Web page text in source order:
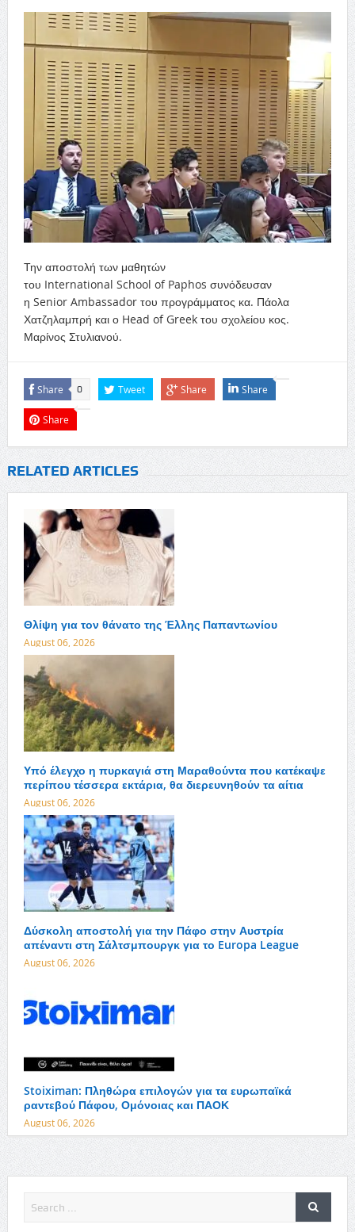
Την αποστολή των μαθητών
του International School of Paphos συνόδευσαν
η Senior Ambassador του προγράμματος κα. Πάολα
Χατζηλαμπρή και ο Head of Greek του σχολείου κος.
Μαρίνος Στυλιανού.
Share 0 Tweet Share Share
Share
RELATED ARTICLES
Θλίψη για τον θάνατο της Έλλης Παπαντωνίου
August 06, 2026
Υπό έλεγχο η πυρκαγιά στη Μαραθούντα που κατέκαψε
περίπου τέσσερα εκτάρια, θα διερευνηθούν τα αίτια
August 06, 2026
Δύσκολη αποστολή για την Πάφο στην Αυστρία
απέναντι στη Σάλτσμπουργκ για το Europa League
August 06, 2026
Stoiximan: Πληθώρα επιλογών για τα ευρωπαϊκά
ραντεβού Πάφου, Ομόνοιας και ΠΑΟΚ
August 06, 2026